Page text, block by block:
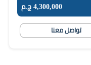
4,300,000 ج.م
تواصل معنا